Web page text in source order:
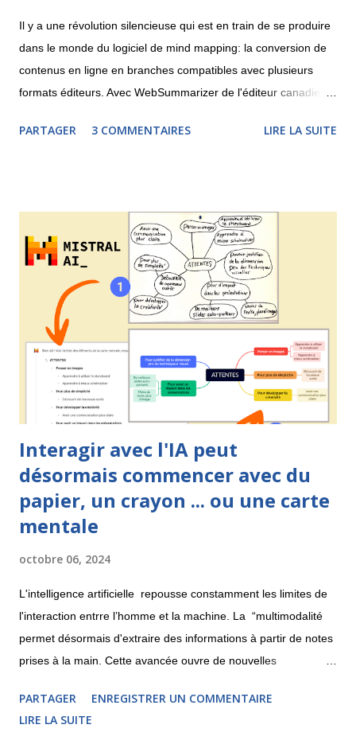
Il y a une révolution silencieuse qui est en train de se produire
dans le monde du logiciel de mind mapping: la conversion de
contenus en ligne en branches compatibles avec plusieurs
formats éditeurs. Avec WebSummarizer de l'éditeur canadien
Wikipedia ou d'indiquer l'adresse d'une page Web afin de
concepts les plus importants et y rattache des parties du
contenu. Il est nécessaire, une fois la carte téléchargée, de
simplifier les branches car elles comportent beaucoup de texte.
Quoi qu'il en soit, ceci n'est qu'un début et le mind mapping se
rapproche à grand pas de la recherche documentaire, sur le
Web et pourquoi pas dans une base de donnée. Voici ci-
dessous une recherche et la carte insérable dans un site qui
en rés...
PARTAGER 3 COMMENTAIRES LIRE LA SUITE
Interagir avec l'IA peut
désormais commencer avec du
papier, un crayon ... ou une carte
mentale
octobre 06, 2024
L'intelligence artificielle repousse constamment les limites de
l'interaction entrre l’homme et la machine. La “multimodalité
permet désormais d'extraire des informations à partir de notes
prises à la main. Cette avancée ouvre de nouvelles
cela ici. Pixtral : l'IA qui déchiffre vos croquis La licorne
française Mistral , spécialisée en IA, a récemment lancé Pixtral,
PARTAGER
ENREGISTRER UN COMMENTAIRE
LIRE LA SUITE